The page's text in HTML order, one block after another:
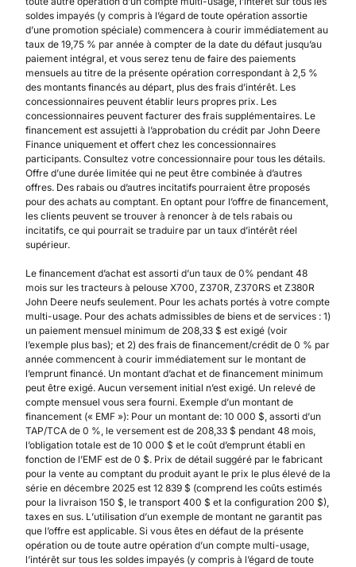
soldes impayés (y compris à l’égard de toute opération assortie
d’une promotion spéciale) commencera à courir immédiatement au
taux de 19,75 % par année à compter de la date du défaut jusqu’au
paiement intégral, et vous serez tenu de faire des paiements
mensuels au titre de la présente opération correspondant à 2,5 %
des montants financés au départ, plus des frais d’intérêt. Les
concessionnaires peuvent établir leurs propres prix. Les
concessionnaires peuvent facturer des frais supplémentaires. Le
financement est assujetti à l’approbation du crédit par John Deere
Finance uniquement et offert chez les concessionnaires
participants. Consultez votre concessionnaire pour tous les détails.
Offre d’une durée limitée qui ne peut être combinée à d’autres
offres. Des rabais ou d’autres incitatifs pourraient être proposés
pour des achats au comptant. En optant pour l’offre de financement,
les clients peuvent se trouver à renoncer à de tels rabais ou
incitatifs, ce qui pourrait se traduire par un taux d’intérêt réel
supérieur.
Le financement d’achat est assorti d’un taux de 0% pendant 48
mois sur les tracteurs à pelouse X700, Z370R, Z370RS et Z380R
John Deere neufs seulement. Pour les achats portés à votre compte
multi-usage. Pour des achats admissibles de biens et de services : 1)
un paiement mensuel minimum de 208,33 $ est exigé (voir
l’exemple plus bas); et 2) des frais de financement/crédit de 0 % par
année commencent à courir immédiatement sur le montant de
l’emprunt financé. Un montant d’achat et de financement minimum
peut être exigé. Aucun versement initial n’est exigé. Un relevé de
compte mensuel vous sera fourni. Exemple d’un montant de
financement (« EMF »): Pour un montant de: 10 000 $, assorti d’un
TAP/TCA de 0 %, le versement est de 208,33 $ pendant 48 mois,
l’obligation totale est de 10 000 $ et le coût d’emprunt établi en
fonction de l’EMF est de 0 $. Prix de détail suggéré par le fabricant
pour la vente au comptant du produit ayant le prix le plus élevé de la
série en décembre 2025 est 12 839 $ (comprend les coûts estimés
pour la livraison 150 $, le transport 400 $ et la configuration 200 $),
taxes en sus. L’utilisation d’un exemple de montant ne garantit pas
que l’offre est applicable. Si vous êtes en défaut de la présente
opération ou de toute autre opération d’un compte multi-usage,
l’intérêt sur tous les soldes impayés (y compris à l’égard de toute